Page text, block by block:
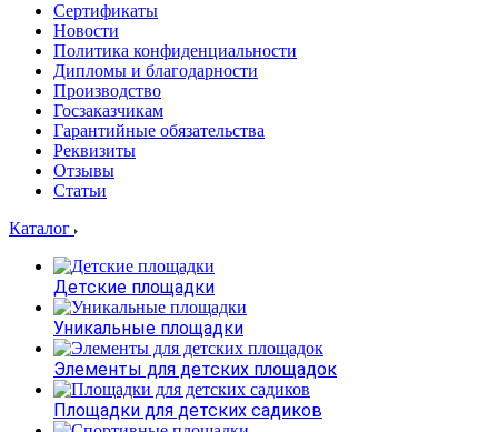
Сертификаты
Новости
Политика конфиденциальности
Дипломы и благодарности
Производство
Госзаказчикам
Гарантийные обязательства
Реквизиты
Отзывы
Статьи
Каталог
Детские площадки
Уникальные площадки
Элементы для детских площадок
Площадки для детских садиков